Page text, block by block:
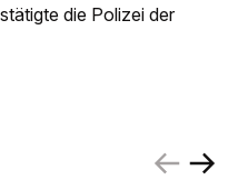
die Polizei der